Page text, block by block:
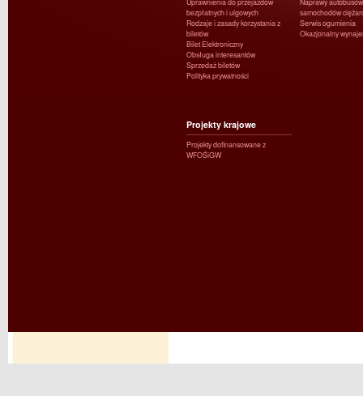
Uprawnienia do przejazdów
bezpłatnych i ulgowych
Rodzaje i zasady korzystania z
biletów
Bilet Elektroniczny
Obsługa interesantów
Sprzedaż biletów
Polityka prywatności
Naprawy
samochodów
Serwis ogumienia
Okazjonalny
Projekty krajowe
Projekty dofinansowane z
WFOŚiGW